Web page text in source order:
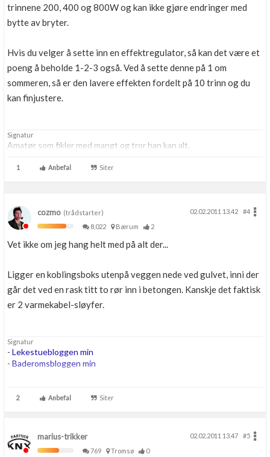
trinnene 200, 400 og 800W og kan ikke gjøre endringer med
bytte av bryter.
Hvis du velger å sette inn en effektregulator, så kan det være et
poeng å beholde 1-2-3 også. Ved å sette denne på 1 om
sommeren, så er den lavere effekten fordelt på 10 trinn og du
kan finjustere.
Signatur
Amatør som fikler med mangt og tror han kan alt.
1 Anbefal Siter
cozmo (trådstarter) 02.02.2011 13.42
#4
8,022
Bærum 2
Vet ikke om jeg hang helt med på alt der...
Ligger en koblingsboks utenpå veggen nede ved gulvet, inni der
går det ved en rask titt to rør inn i betongen. Kanskje det faktisk
er 2 varmekabel-sløyfer.
Signatur
- Lekestuebloggen min
- Baderomsbloggen min
2 Anbefal Siter
marius-trikker 02.02.2011 13.47
#5
769
Tromsø 0